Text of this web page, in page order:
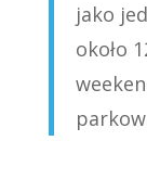
jako
około